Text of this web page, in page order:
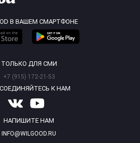
В ВАШЕМ СМАРТФОНЕ
ТОЛЬКО ДЛЯ СМИ
+7 (915) 172-21-53
К НАМ
НАПИШИТЕ НАМ
INFO@WILGOOD.RU